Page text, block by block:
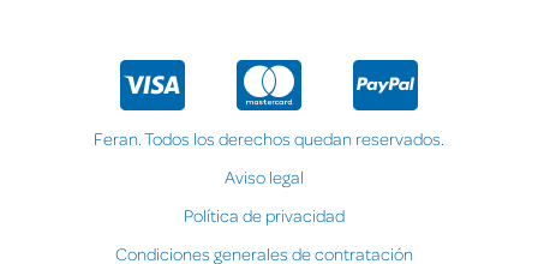
Feran. Todos los derechos quedan reservados.
Aviso legal
Política de privacidad
Condiciones generales de contratación